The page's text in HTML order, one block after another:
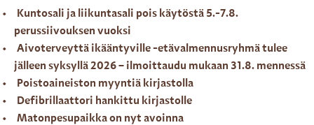
Kuntosali ja liikuntasali pois käytöstä 5.-7.8.
perussiivouksen vuoksi
Aivoterveyttä ikääntyville -etävalmennusryhmä tulee
jälleen syksyllä 2026 – ilmoittaudu mukaan 31.8. mennessä
Poistoaineiston myyntiä kirjastolla
Defibrillaattori hankittu kirjastolle
Matonpesupaikka on nyt avoinna